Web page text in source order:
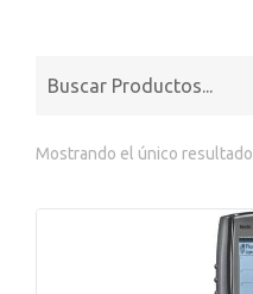
Mostrando el único resultado